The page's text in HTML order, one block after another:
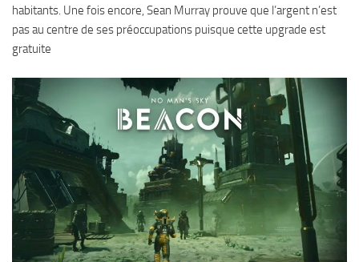
habitants. Une fois encore, Sean Murray prouve que l’argent n’est
pas au centre de ses préoccupations puisque cette upgrade est
gratuite